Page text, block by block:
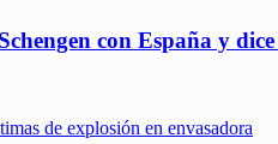
con España y